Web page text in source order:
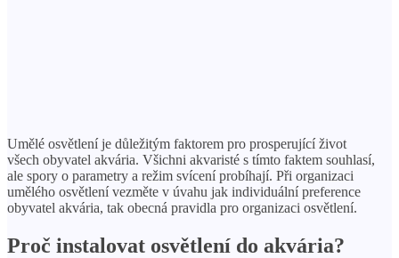
Umělé osvětlení je důležitým faktorem pro prosperující život
všech obyvatel akvária. Všichni akvaristé s tímto faktem souhlasí,
ale spory o parametry a režim svícení probíhají. Při organizaci
umělého osvětlení vezměte v úvahu jak individuální preference
obyvatel akvária, tak obecná pravidla pro organizaci osvětlení.
Proč instalovat osvětlení do akvária?